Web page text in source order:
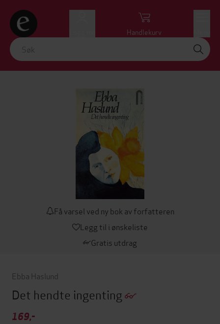
Handlekurv
Få varsel ved ny bok av forfatteren
Legg til i ønskeliste
Gratis utdrag
Ebba Haslund
Det hendte ingenting
169,-